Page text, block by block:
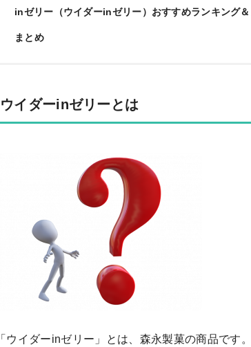
inゼリー（ウイダーinゼリー）おすすめランキング
まとめ
ウイダーinゼリーとは
「ウイダーinゼリー」とは、森永製菓の商品です